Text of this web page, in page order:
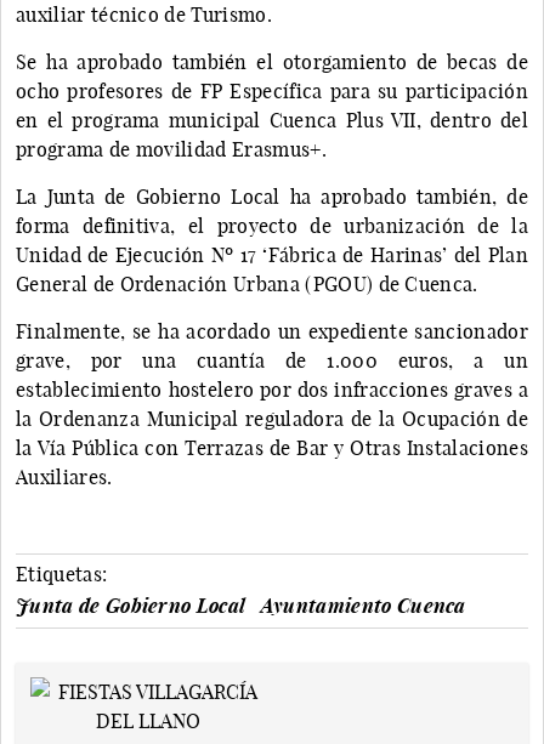
auxiliar técnico de Turismo.
Se ha aprobado también el otorgamiento de becas de
ocho profesores de FP Específica para su participación
en el programa municipal Cuenca Plus VII, dentro del
programa de movilidad Erasmus+.
La Junta de Gobierno Local ha aprobado también, de
forma definitiva, el proyecto de urbanización de la
Unidad de Ejecución Nº 17 ‘Fábrica de Harinas’ del Plan
General de Ordenación Urbana (PGOU) de Cuenca.
Finalmente, se ha acordado un expediente sancionador
grave, por una cuantía de 1.000 euros, a un
establecimiento hostelero por dos infracciones graves a
la Ordenanza Municipal reguladora de la Ocupación de
la Vía Pública con Terrazas de Bar y Otras Instalaciones
Auxiliares.
Etiquetas:
Junta de Gobierno Local
Ayuntamiento Cuenca